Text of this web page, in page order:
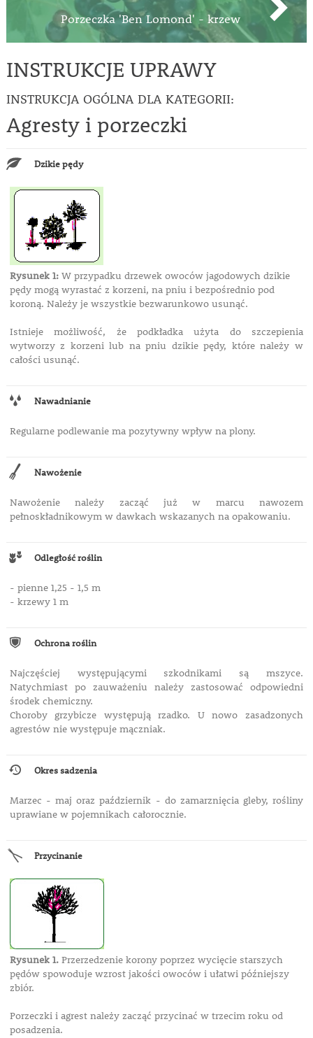
Porzeczka 'Ben Lomond' - krzew
INSTRUKCJE UPRAWY
INSTRUKCJA OGÓLNA DLA KATEGORII:
Agresty i porzeczki
Dzikie pędy
Rysunek 1:W przypadku drzewek owoców jagodowych dzikie
pędy mogą wyrastać z korzeni, na pniu i bezpośrednio pod
koroną. Należy je wszystkie bezwarunkowo usunąć.
Istnieje możliwość, że podkładka użyta do szczepienia
wytworzy z korzeni lub na pniu dzikie pędy, które należy w
całości usunąć.
Nawadnianie
Regularne podlewanie ma pozytywny wpływ na plony.
Nawożenie
Nawożenie należy zacząć już w marcu nawozem
pełnoskładnikowym w dawkach wskazanych na opakowaniu.
Odległość roślin
- pienne 1,25 - 1,5 m
- krzewy 1 m
Ochrona roślin
Najczęściej występującymi szkodnikami są mszyce.
Natychmiast po zauważeniu należy zastosować odpowiedni
środek chemiczny.
Choroby grzybicze występują rzadko. U nowo zasadzonych
agrestów nie występuje mączniak.
Okres sadzenia
Marzec - maj oraz październik - do zamarznięcia gleby, rośliny
uprawiane w pojemnikach całorocznie.
Przycinanie
Rysunek 1. Przerzedzenie korony poprzez wycięcie starszych
pędów spowoduje wzrost jakości owoców i ułatwi późniejszy
zbiór.
Porzeczki i agrest należy zacząć przycinać w trzecim roku od
posadzenia.